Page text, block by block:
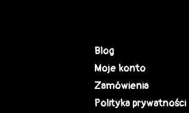
Blog
Moje konto
Zamówienia
Polityka prywatności